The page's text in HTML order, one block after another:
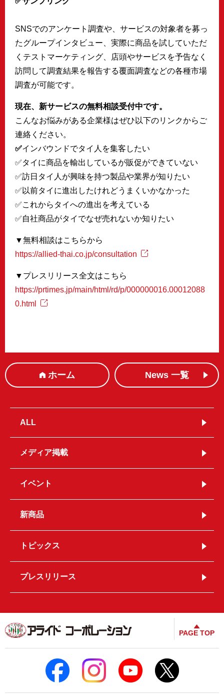
SNSでのアンケート調査や、サービスの対象者を募っ
たグループインタビュー、実際に商品を試していただ
くテストマーケティング、店頭やサービスを予告なく
訪問して調査結果を報告する覆面調査などの各種市場
調査が可能です。
現在、新サービスの無料相談受付中です。
こんなお悩みがある企業様はぜひ以下のリンクからご
連絡ください。
✅インバウンドでタイ人を集客したい
✅タイに商品を輸出しているが販促ができていない
✅訪日タイ人が興味を持つ製品や業界が知りたい
✅以前タイに進出したけれどうまくいかなかった
✅これからタイへの進出を考えている
✅自社商品がタイでなぜ売れないか知りたい
▼無料相談はこちらから
https://allied-thai.co.jp/consultation
▼プレスリリース全文はこちら
https://prtimes.jp/main/html/rd/p/000000016.00012088
0.html
ホーム News 一覧
ALL
メディア掲載
イベント
新商品
トピックス
プレスリリース
PAGE TOP